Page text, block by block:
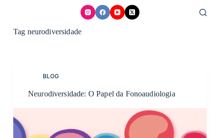
Tag neurodiversidade
BLOG
Neurodiversidade: O Papel da Fonoaudiologia